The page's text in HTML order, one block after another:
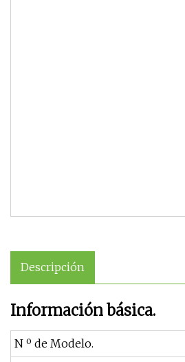
Descripción
Información básica.
N º de Modelo.